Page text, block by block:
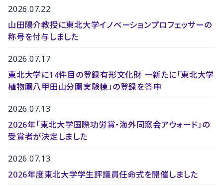
2026.07.22
山田陽介教授に東北大学イノベーションプロフェッサーの
称号を付与しました
2026.07.17
東北大学に14件目の登録有形文化財 ー新たに「東北大学
植物園八甲田山分園実験棟」の登録を答申
2026.07.13
2026年「東北大学国際功労賞・海外同窓会アウォード」の
受賞者が決定しました
2026.07.13
2026年度東北大学学生評議員任命式を開催しました